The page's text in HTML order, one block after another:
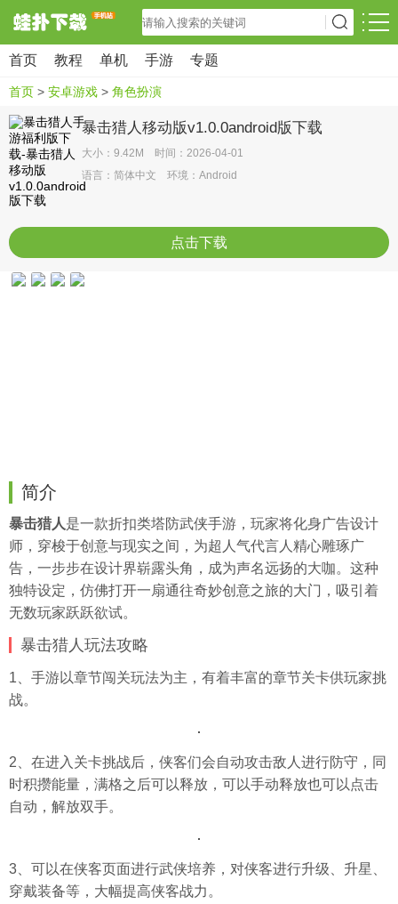
首页 教程 单机 手游 专题
首页 > 安卓游戏 > 角色扮演
暴击猎人移动版v1.0.0android版下载
大小：9.42M 时间：2026-04-01
语言：简体中文 环境：Android
点击下载
简介
暴击猎人是一款折扣类塔防武侠手游，玩家将化身广告设计
师，穿梭于创意与现实之间，为超人气代言人精心雕琢广
告，一步步在设计界崭露头角，成为声名远扬的大咖。这种
独特设定，仿佛打开一扇通往奇妙创意之旅的大门，吸引着
无数玩家跃跃欲试。
暴击猎人玩法攻略
1、手游以章节闯关玩法为主，有着丰富的章节关卡供玩家挑
战。
2、在进入关卡挑战后，侠客们会自动攻击敌人进行防守，同
时积攒能量，满格之后可以释放，可以手动释放也可以点击
自动，解放双手。
3、可以在侠客页面进行武侠培养，对侠客进行升级、升星、
穿戴装备等，大幅提高侠客战力。